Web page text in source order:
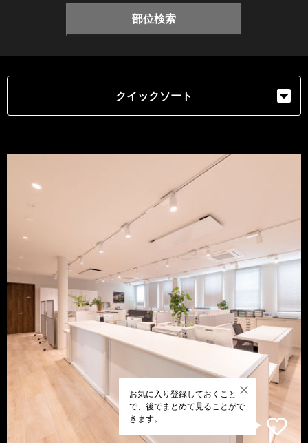
部位検索
クイックソート
お気に入り登録しておくこと
で、後でまとめて見ることがで
きます。